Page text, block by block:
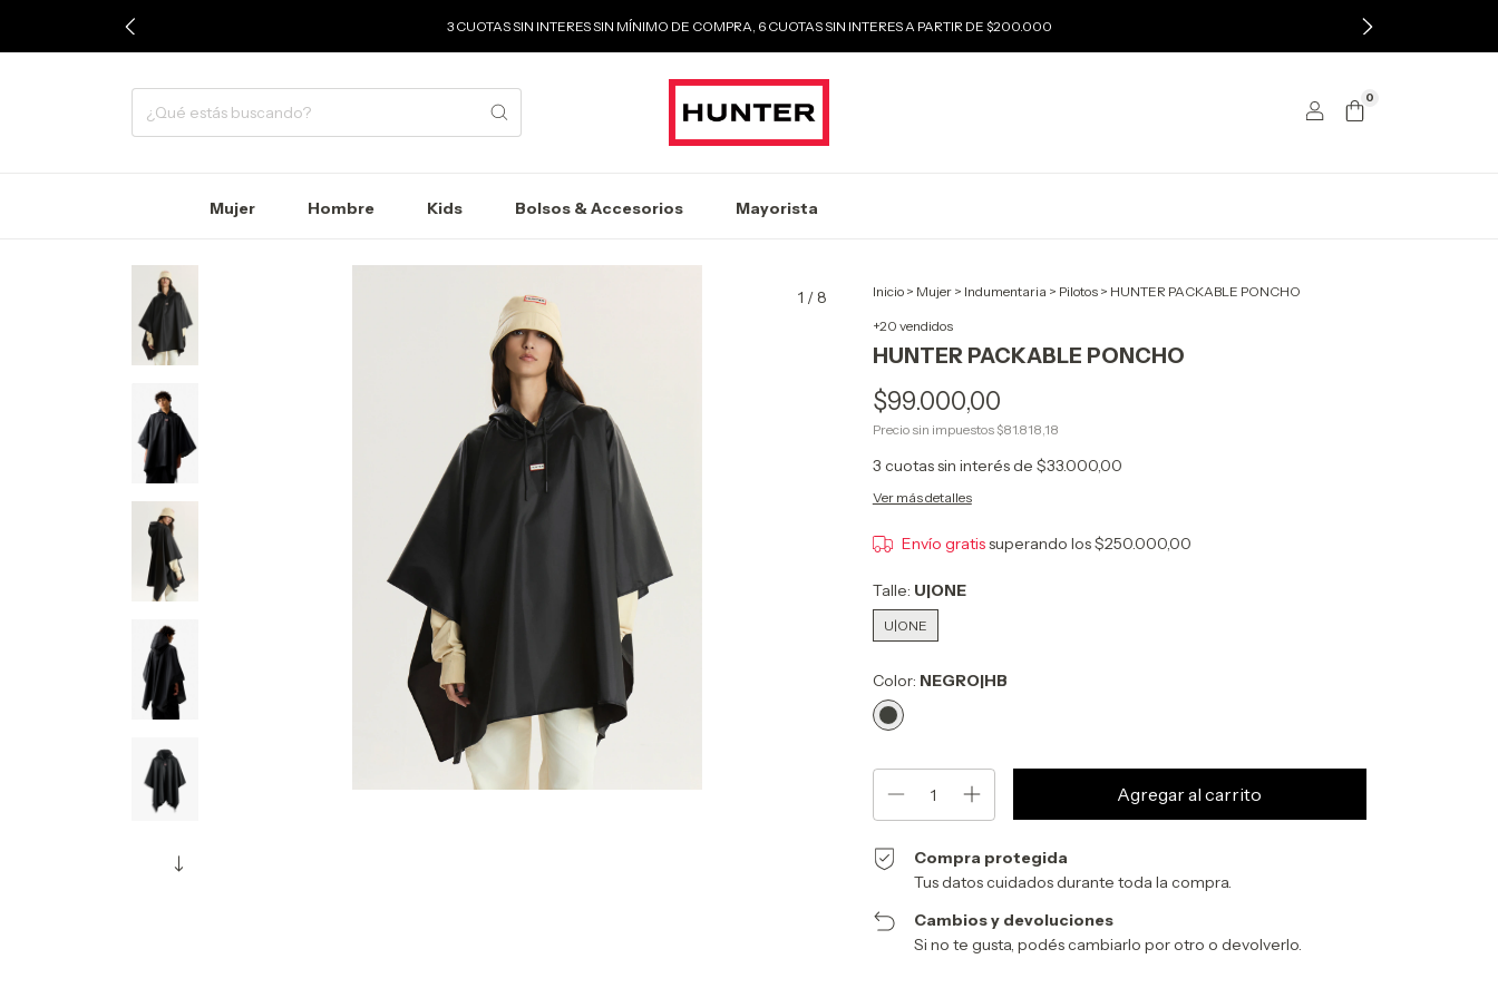
3 CUOTAS SIN INTERES SIN MÍNIMO DE COMPRA, 6 CUOTAS SIN INTERES A PARTIR DE $200.000
0
Mujer Hombre Kids Bolsos & Accesorios Mayorista
1 /8 Inicio > Mujer > Indumentaria > Pilotos > HUNTER PACKABLE PONCHO
+20 vendidos
HUNTER PACKABLE PONCHO
$99.000,00
Precio sin impuestos $81.818,18
3 cuotas sin interés de $33.000,00
Ver más detalles
Envío gratissuperando los$250.000,00
Talle: U|ONE
U|ONE
Color: NEGRO|HB
Compra protegida
Tus datos cuidados durante toda la compra.
Cambios y devoluciones
Si no te gusta, podés cambiarlo por otro o devolverlo.